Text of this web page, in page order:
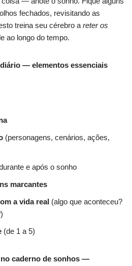
fechados, revisitando as
treina seu cérebro a reter os
ao longo do tempo.
— elementos essenciais
(personagens, cenários, ações,
e após o sonho
marcantes
a vida real (algo que aconteceu?
(de 1 a 5)
caderno de sonhos —